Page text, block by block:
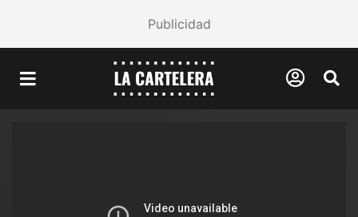
Publicidad